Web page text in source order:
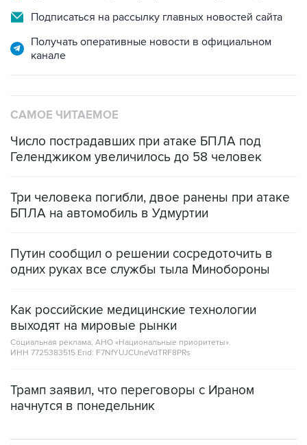
Подписаться на рассылку главных новостей сайта
Получать оперативные новости в официальном
канале
САМОЕ ЧИТАЕМОЕ
Число пострадавших при атаке БПЛА под
Геленджиком увеличилось до 58 человек
Три человека погибли, двое ранены при атаке
БПЛА на автомобиль в Удмуртии
Путин сообщил о решении сосредоточить в
одних руках все службы тыла Минобороны
Как российские медицинские технологии
выходят на мировые рынки
Социальная реклама, АНО «Национальные приоритеты».
ИНН 7725383515 Erid: F7NfYUJCUneVdTRF8PRs
Трамп заявил, что переговоры с Ираном
начнутся в понедельник